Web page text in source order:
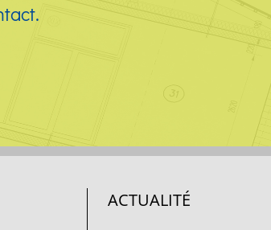
ACTUALITÉ